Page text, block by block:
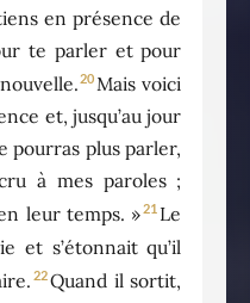
en présence de
te parler et pour
20Mais voici
et, jusqu’au jour
pourras plus parler,
à mes paroles ;
leur temps. »21 Le
et s’étonnait qu’il
22Quand il sortit,